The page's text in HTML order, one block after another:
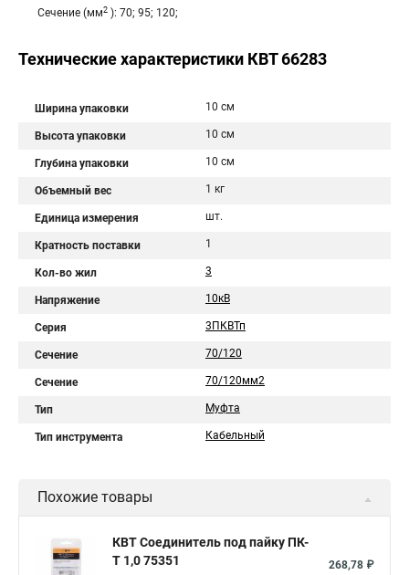
Сечение (мм2 ): 70; 95; 120;
Технические характеристики КВТ 66283
Ширина упаковки 10 см
Высота упаковки 10 см
Глубина упаковки 10 см
Объемный вес 1 кг
Единица измерения шт.
Кратность поставки 1
Кол-во жил 3
Напряжение 10кВ
Серия 3ПКВТп
Сечение 70/120
Сечение 70/120мм2
Тип Муфта
Тип инструмента Кабельный
Похожие товары
КВТ Соединитель под пайку ПК-
Т 1,0 75351
268,78 ₽